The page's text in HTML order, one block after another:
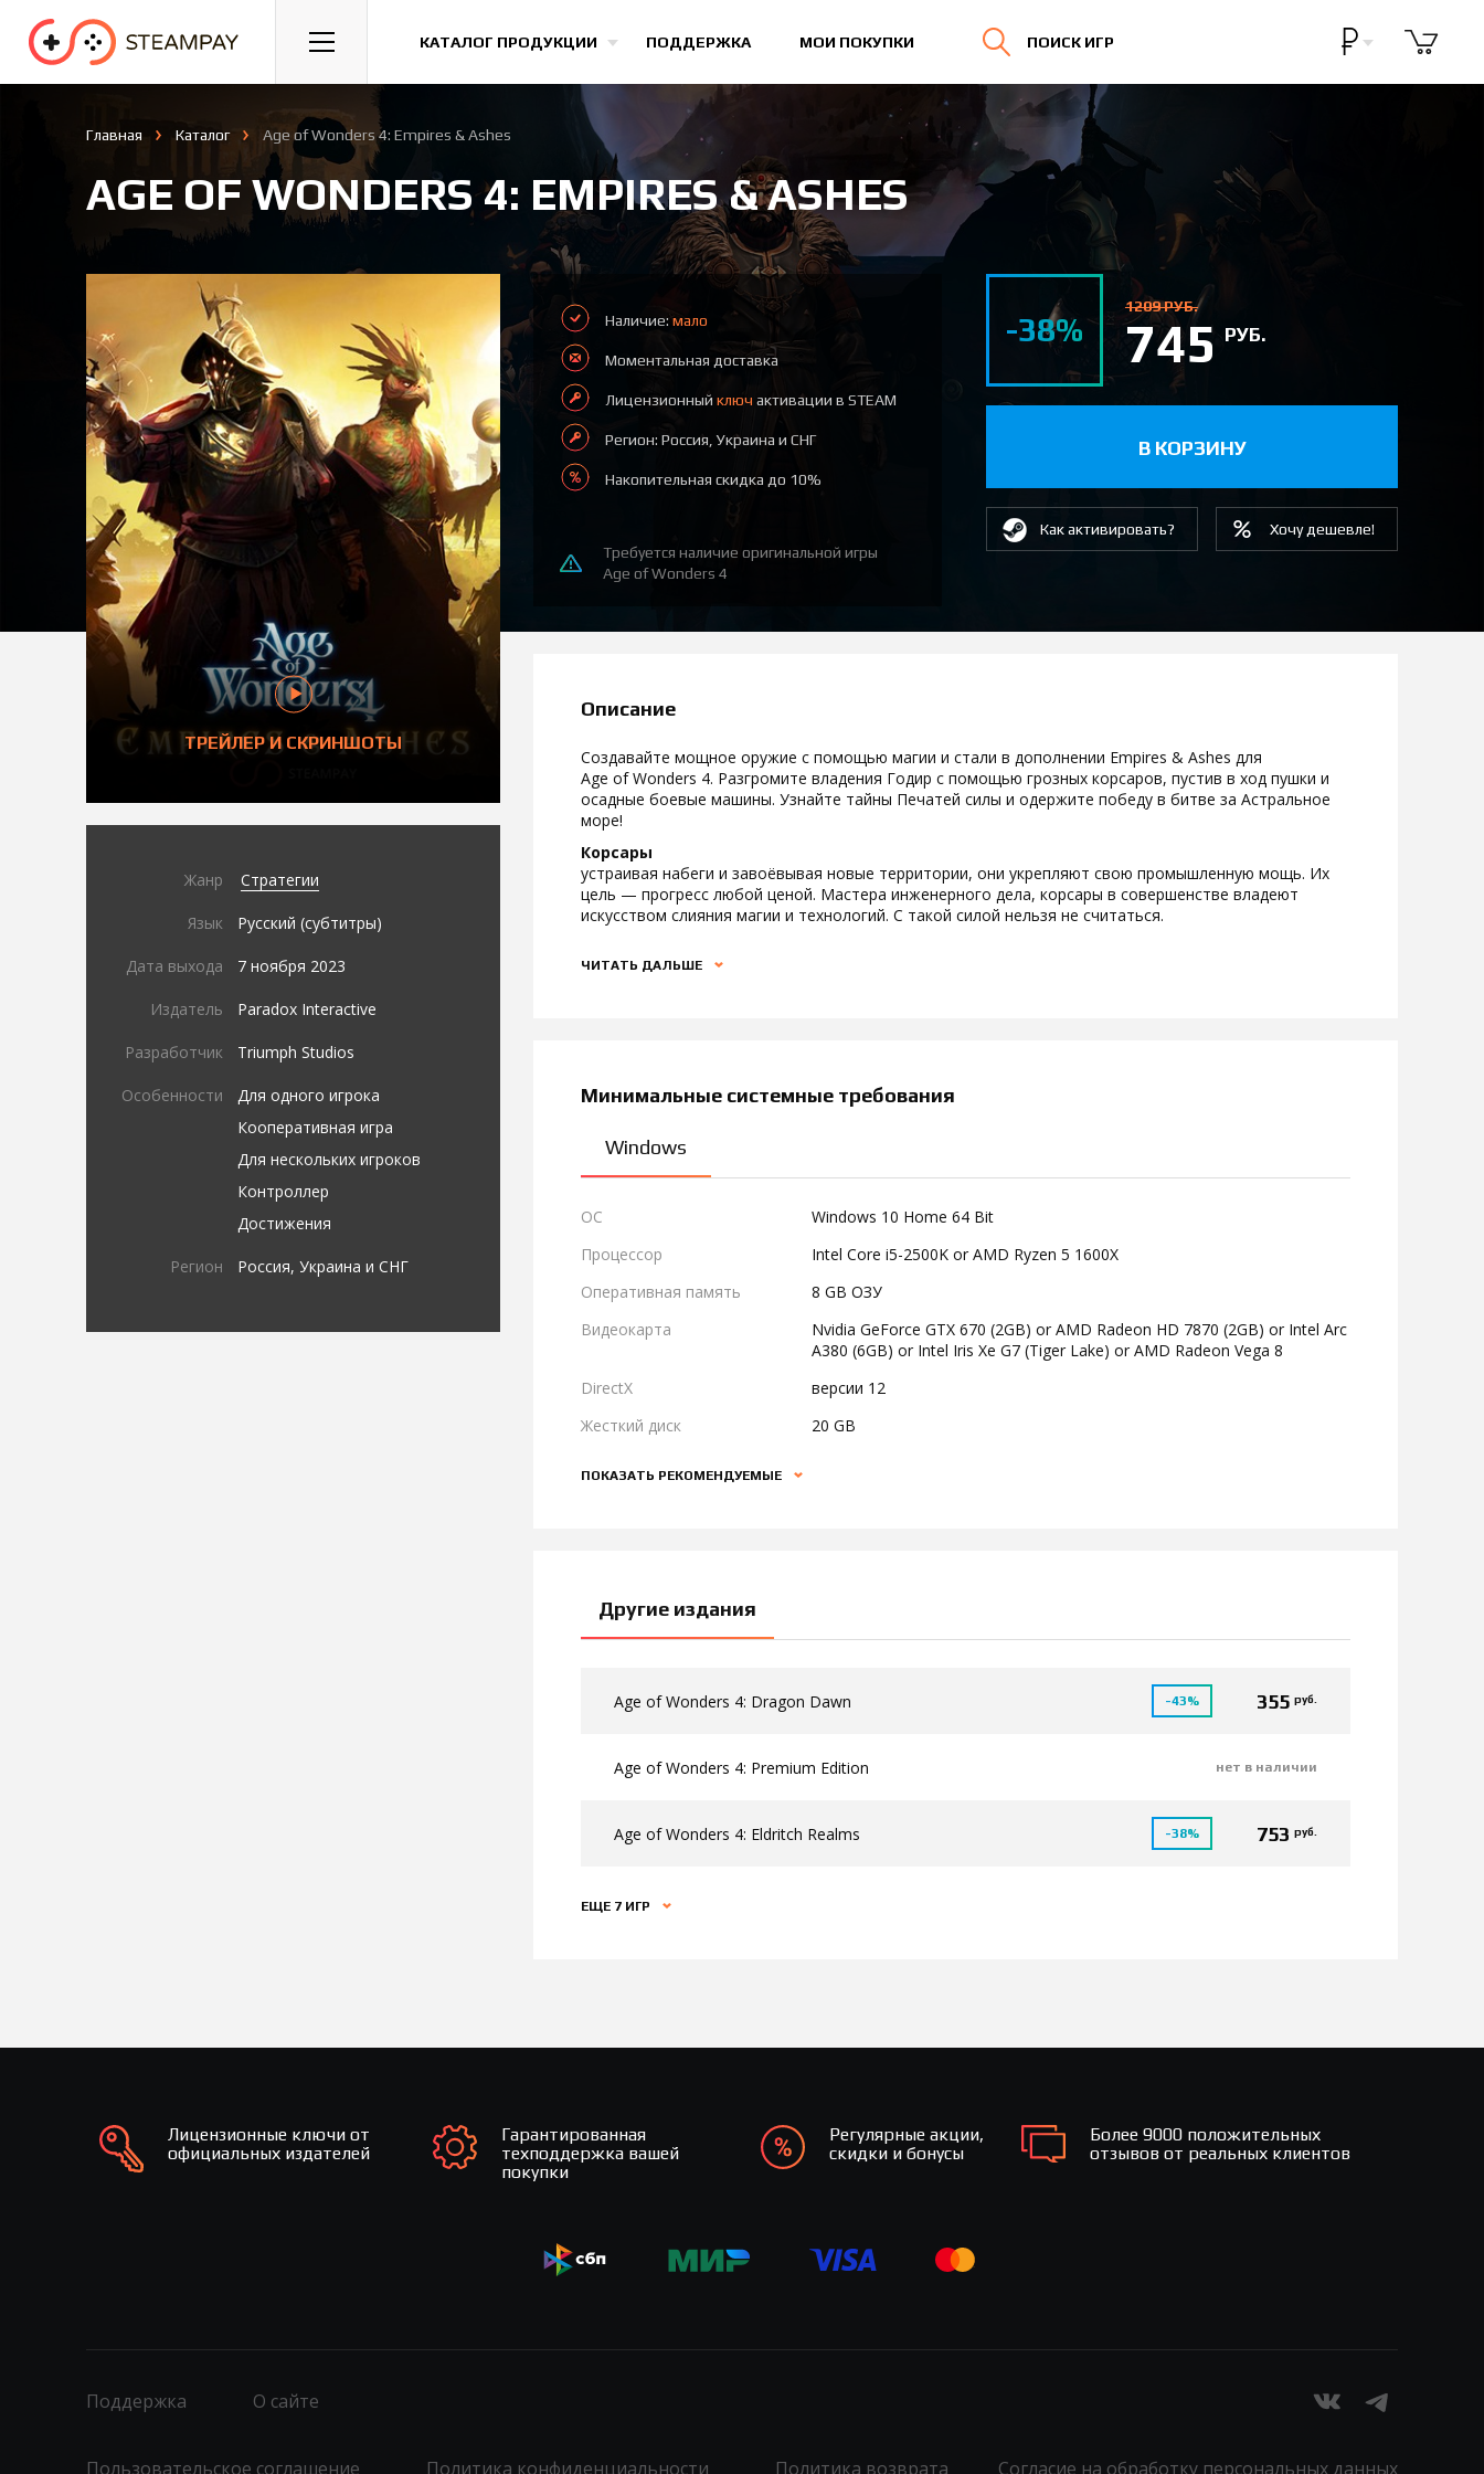
КАТАЛОГ ПРОДУКЦИИ ПОДДЕРЖКА МОИ ПОКУПКИ ПОИСК ИГР
Спорт Гонки Казуальные Все игры
Главная Каталог Age of Wonders 4: Empires & Ashes
AGE OF WONDERS 4: EMPIRES & ASHES
ТРЕЙЛЕР И СКРИНШОТЫ
Жанр Стратегии
Язык Русский (субтитры)
Дата выхода 7 ноября 2023
Издатель Paradox Interactive
Разработчик Triumph Studios
Особенности
Для одного игрока
Кооперативная игра
Для нескольких игроков
Контроллер
Достижения
Регион Россия, Украина и СНГ
Наличие:мало
Моментальная доставка
Лицензионный ключ активации в STEAM
Регион: Россия, Украина и СНГ
Накопительная скидка до 10%
Требуется наличие оригинальной игры
Age of Wonders 4
-38%
1209 РУБ.
745РУБ.
В КОРЗИНУ
Как активировать? Хочу дешевле!
Описание
Создавайте мощное оружие с помощью магии и стали в дополнении Empires & Ashes для
Age of Wonders 4. Разгромите владения Годир с помощью грозных корсаров, пустив в ход пушки и
осадные боевые машины. Узнайте тайны Печатей силы и одержите победу в битве за Астральное
море!
Корсары
устраивая набеги и завоёвывая новые территории, они укрепляют свою промышленную мощь. Их
цель — прогресс любой ценой. Мастера инженерного дела, корсары в совершенстве владеют
искусством слияния магии и технологий. С такой силой нельзя не считаться.
ЧИТАТЬ ДАЛЬШЕ
Минимальные системные требования
Windows
ОС
Windows 10 Home 64 Bit
Процессор
Intel Core i5-2500K or AMD Ryzen 5 1600X
Оперативная память
8 GB ОЗУ
Видеокарта
Nvidia GeForce GTX 670 (2GB) or AMD Radeon HD 7870 (2GB) or Intel Arc
A380 (6GB) or Intel Iris Xe G7 (Tiger Lake) or AMD Radeon Vega 8
DirectX
версии 12
Жесткий диск
20 GB
ПОКАЗАТЬ РЕКОМЕНДУЕМЫЕ
Другие издания
Age of Wonders 4: Dragon Dawn -43% 355 руб.
Age of Wonders 4: Premium Edition нет в наличии
Age of Wonders 4: Eldritch Realms -38% 753 руб.
ЕЩЕ 7 ИГР
Лицензионные ключи от
официальных издателей
Гарантированная
техподдержка вашей
покупки
Регулярные акции,
скидки и бонусы
Более 9000 положительных
отзывов от реальных клиентов
Поддержка О сайте
Пользовательское соглашение Политика конфиденциальности Политика возврата Согласие на обработку персональных данных